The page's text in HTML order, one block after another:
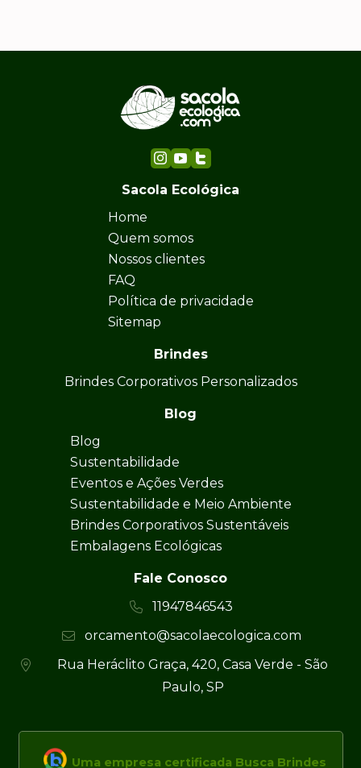
Sacola Ecológica
Home
Quem somos
Nossos clientes
FAQ
Política de privacidade
Sitemap
Brindes
Brindes Corporativos Personalizados
Blog
Blog
Sustentabilidade
Eventos e Ações Verdes
Sustentabilidade e Meio Ambiente
Brindes Corporativos Sustentáveis
Embalagens Ecológicas
Fale Conosco
11947846543
orcamento@sacolaecologica.com
Rua Heráclito Graça, 420, Casa Verde - São
Paulo, SP
Uma empresa certificada Busca Brindes